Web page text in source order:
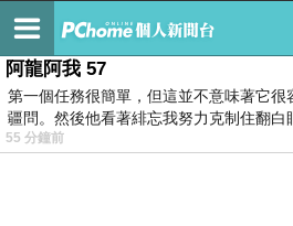
最新文章
阿龍阿我 57
第一個任務很簡單，但這並不意味著它
疆問。然後他看著緋忘我努力克制住翻白
55 分鐘前